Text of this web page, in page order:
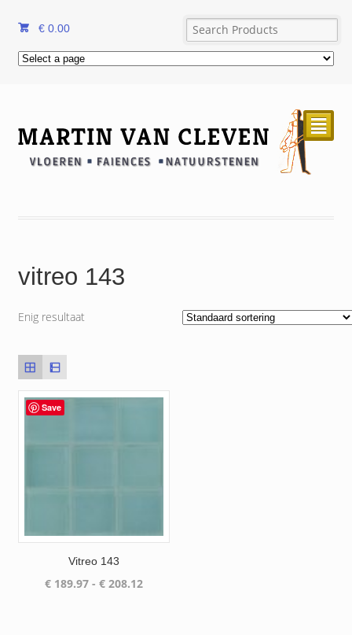
€ 0.00
²
vitreo 143
Enig resultaat
Save
Vitreo 143
€189.97 - €208.12Prijsklasse: